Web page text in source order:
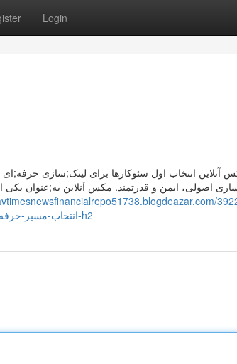
Login
آنلاین انتخاب اول سئوکارها برای لینک;سازی
اصولی، ایمن و قدرتمند. مکس آنلاین به;عنوان
design-text-align-justify-dir-rtl-انتخاب-مسیر-حرفه-ای-برای-رشد-وب-سایت-با-توسعه-بک-لینک-h2